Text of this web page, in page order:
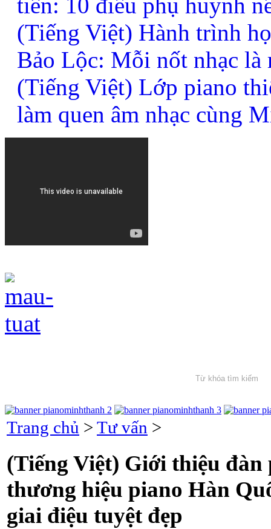
(Tiếng Việt) Hành trình
Bảo Lộc: Mỗi nốt nhạc là
(Tiếng Việt) Lớp piano
làm quen âm nhạc cùng
Trang chủ > Tư vấn >
(Tiếng Việt) Giới thiệu đàn
thương hiệu piano Hàn
giai điệu tuyệt đẹp